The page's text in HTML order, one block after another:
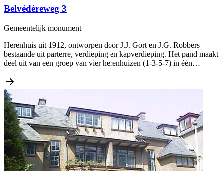
Belvédèreweg 3
Gemeentelijk monument
Herenhuis uit 1912, ontworpen door J.J. Gort en J.G. Robbers
bestaande uit parterre, verdieping en kapverdieping. Het pand maakt
deel uit van een groep van vier herenhuizen (1-3-5-7) in één…